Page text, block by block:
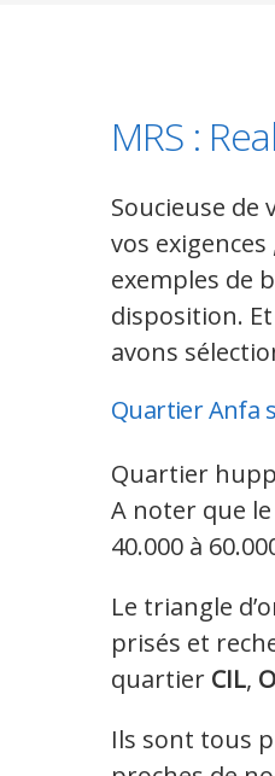
MRS :
Soucieuse
vos
exemples de
disposition.
avons
Quartier Anfa
Quartier
A noter que
40.000 à
Le triangle
prisés et
quartier CIL,
Ils sont tous